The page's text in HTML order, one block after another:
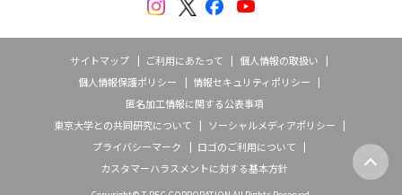
サイトマップ ご利用にあたって
個人情報の取扱い
個人情報保護ポリシー
情報セキュリティポリシー
匿名加工情報に関する公表事項
東京大学との共同研究について
ソーシャルメディアポリシー
プライバシーマーク
ロゴのご利用について
カスタマーハラスメントに対する基本方針